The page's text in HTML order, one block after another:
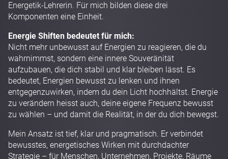
Energetik-Lehrerin. Für mich bilden diese drei
Komponenten eine Einheit.
Energie Shiften bedeutet für mich:
Nicht mehr unbewusst auf Energien zu reagieren, die du
wahrnimmst, sondern eine innere Souveränität
aufzubauen, die dich stabil und klar bleiben lässt. Es
bedeutet, Energien bewusst zu lenken und ihnen
entgegenzuwirken, indem du dein Licht hochhältst. Energie
zu verändern heisst auch, deine eigene Frequenz bewusst
zu wählen – und damit die Realität, in der du dich bewegst.
Mein Ansatz ist tief, klar und pragmatisch. Er verbindet
bewusstes, energetisches Wirken mit durchdachter
Strategie – für Menschen, Unternehmen, Projekte, Räume